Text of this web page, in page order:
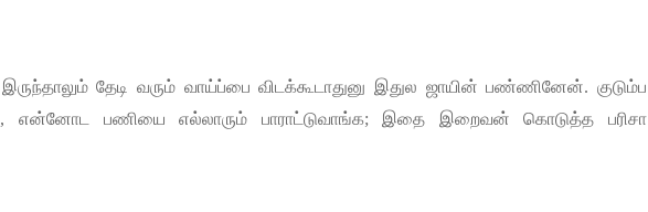
இருந்தாலும் தேடி வரும் வாய்ப்பை விடக்கூடாதுனு இதுல ஜாயின் பண்ணினேன். குடும்ப
, என்னோட பணியை எல்லாரும் பாராட்டுவாங்க; இதை இறைவன் கொடுத்த
பரிசா